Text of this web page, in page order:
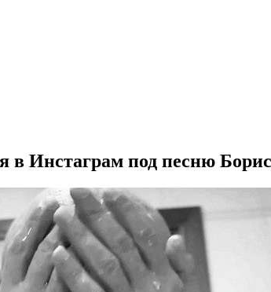
Инстаграм под песню